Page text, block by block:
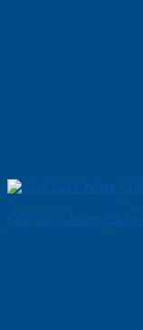
Cửa Gỗ Chống